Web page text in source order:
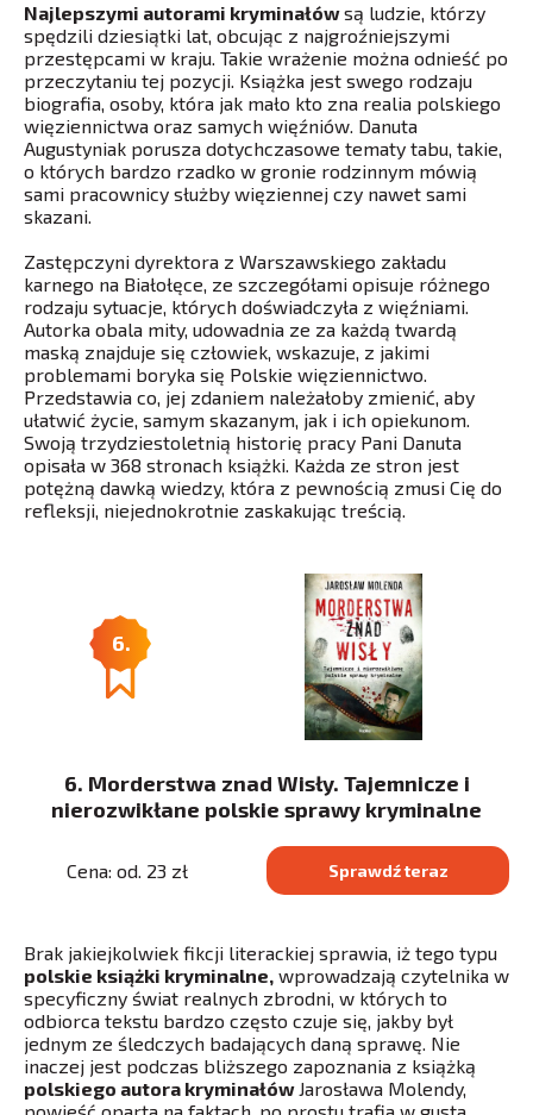
Najlepszymi autorami kryminałówsą ludzie, którzy
spędzili dziesiątki lat, obcując z najgroźniejszymi
przestępcami w kraju. Takie wrażenie można odnieść po
przeczytaniu tej pozycji. Książka jest swego rodzaju
biografia, osoby, która jak mało kto zna realia polskiego
więziennictwa oraz samych więźniów. Danuta
Augustyniak porusza dotychczasowe tematy tabu, takie,
o których bardzo rzadko w gronie rodzinnym mówią
sami pracownicy służby więziennej czy nawet sami
skazani.
Zastępczyni dyrektora z Warszawskiego zakładu
karnego na Białołęce, ze szczegółami opisuje różnego
rodzaju sytuacje, których doświadczyła z więźniami.
Autorka obala mity, udowadnia ze za każdą twardą
maską znajduje się człowiek, wskazuje, z jakimi
problemami boryka się Polskie więziennictwo.
Przedstawia co, jej zdaniem należałoby zmienić, aby
ułatwić życie, samym skazanym, jak i ich opiekunom.
Swoją trzydziestoletnią historię pracy Pani Danuta
opisała w 368 stronach książki. Każda ze stron jest
potężną dawką wiedzy, która z pewnością zmusi Cię do
refleksji, niejednokrotnie zaskakując treścią.
6.
6. Morderstwa znad Wisły. Tajemnicze i
nierozwikłane polskie sprawy kryminalne
Cena: od. 23 zł Sprawdź teraz
Brak jakiejkolwiek fikcji literackiej sprawia, iż tego typu
polskie książki kryminalne, wprowadzają czytelnika w
specyficzny świat realnych zbrodni, w których to
odbiorca tekstu bardzo często czuje się, jakby był
jednym ze śledczych badających daną sprawę. Nie
inaczej jest podczas bliższego zapoznania z książką
polskiego autora kryminałów Jarosława Molendy,